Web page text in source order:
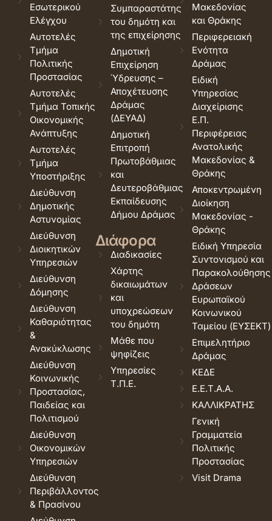
Εσωτερικού
Ελέγχου
Αυτοτελές
Τμήμα
Πολιτικής
Προστασίας
Αυτοτελές
Τμήμα Τοπικής
Οικονομικής
Ανάπτυξης
Αυτοτελές
Τμήμα
Υποστήριξης
Διεύθυνση
Δημοτικής
Αστυνομίας
Διεύθυνση
Διοικητικών
Υπηρεσιών
Διεύθυνση
Δόμησης
Διεύθυνση
Καθαριότητας
&
Ανακύκλωσης
Διεύθυνση
Κοινωνικής
Προστασίας,
Παιδείας και
Πολιτισμού
Διεύθυνση
Οικονομικών
Υπηρεσιών
Διεύθυνση
Περιβάλλοντος
& Πρασίνου
Συμπαραστάτης
του δημότη και
της επιχείρησης
Δημοτική
Επιχείρηση
Ύδρευσης –
Αποχέτευσης
Δράμας
(ΔΕΥΑΔ)
Δημοτική
Επιτροπή
Πρωτοβάθμιας
και
Δευτεροβάθμιας
Εκπαίδευσης
Δήμου Δράμας
Διάφορα
Διαδικασίες
Χάρτης
δικαιωμάτων
και
υποχρεώσεων
του δημότη
Μάθε που
ψηφίζεις
Υπηρεσίες
Τ.Π.Ε.
Μακεδονίας
και Θράκης
Περιφερειακή
Ενότητα
Δράμας
Ειδική
Υπηρεσίας
Διαχείρισης
Ε.Π.
Περιφέρειας
Ανατολικής
Μακεδονίας &
Θράκης
Αποκεντρωμένη
Διοίκηση
Μακεδονίας -
Θράκης
Ειδική Υπηρεσία
Συντονισμού και
Παρακολούθησης
Δράσεων
Ευρωπαϊκού
Κοινωνικού
Ταμείου (ΕΥΣΕΚΤ)
Επιμελητήριο
Δράμας
ΚΕΔΕ
Ε.Ε.Τ.Α.Α.
ΚΑΛΛΙΚΡΑΤΗΣ
Γενική
Γραμματεία
Πολιτικής
Προστασίας
Visit Drama